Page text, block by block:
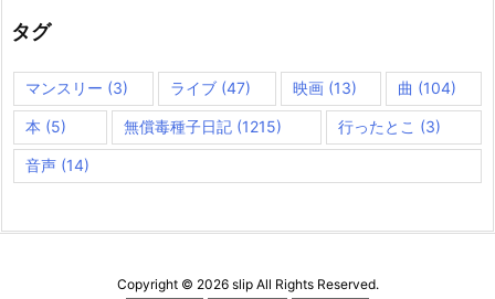
タグ
マンスリー (3) ライブ(47) 映画(13) 曲 (104)
本 (5) 無償毒種子日記(1215) 行ったとこ (3)
音声 (14)
Copyright © 2026 slipAll Rights Reserved.